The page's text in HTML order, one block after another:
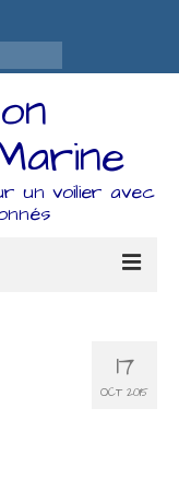
un voilier avec
17
OCT 2015